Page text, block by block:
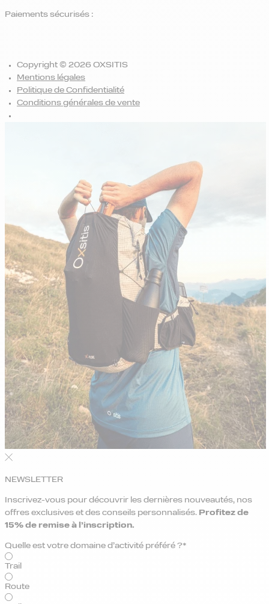
Paiements sécurisés :
Copyright © 2026 OXSITIS
Mentions légales
Politique de Confidentialité
Conditions générales de vente
NEWSLETTER
Inscrivez-vous pour découvrir les dernières nouveautés, nos
offres exclusives et des conseils personnalisés. Profitez de
15% de remise à l’inscription.
Quelle est votre domaine d’activité préféré ?*
Trail
Route